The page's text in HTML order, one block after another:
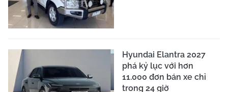
Hyundai Elantra 2027
phá kỷ lục với hơn
11.000 đơn bán xe chỉ
trong 24 giờ